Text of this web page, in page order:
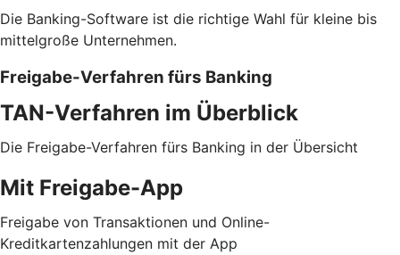
Die Banking-Software ist die richtige Wahl für kleine bis
mittelgroße Unternehmen.
Freigabe-Verfahren fürs Banking
TAN-Verfahren im Überblick
Die Freigabe-Verfahren fürs Banking in der Übersicht
Mit Freigabe-App
Freigabe von Transaktionen und Online-
Kreditkartenzahlungen mit der App